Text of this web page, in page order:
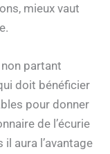
mieux vaut
partant
doit bénéficier
pour donner
de l’écurie
aura l’avantage